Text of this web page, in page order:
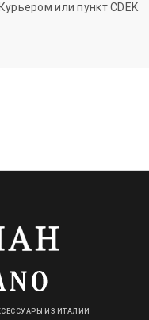
Курьером или пункт CDEK
ИЗ ИТАЛИИ